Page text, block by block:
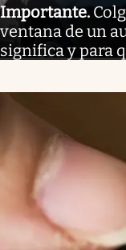
Importante.
ventana de un
significa y para